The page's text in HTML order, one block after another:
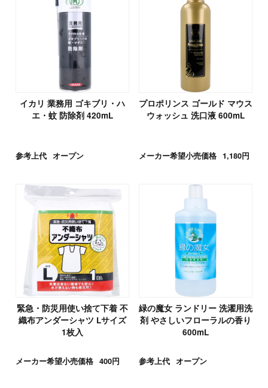
イカリ 業務用 ゴキブリ・ハ
エ・蚊 防除剤 420mL
参考上代 オープン
プロポリンス ゴールド マウス
ウォッシュ 洗口液 600mL
メーカー希望小売価格 1,180円
緊急・防災用使い捨て下着 不
織布アンダーシャツ Lサイズ
1枚入
メーカー希望小売価格 400円
緑の魔女 ランドリー 洗濯用洗
剤 やさしいフローラルの香り
600mL
参考上代 オープン